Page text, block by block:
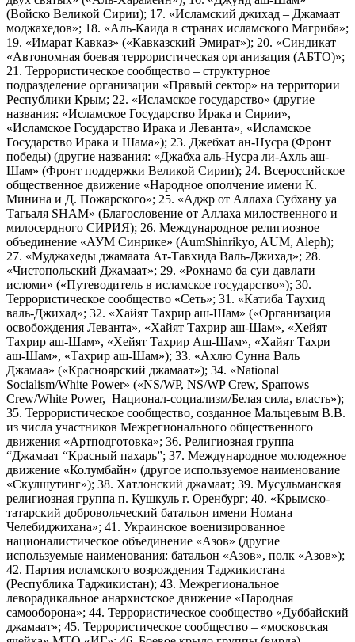
(Войско Великой Сирии); 17. «Исламский джихад – Джамаат
моджахедов»; 18. «Аль-Каида в странах исламского Магриба»;
19. «Имарат Кавказ» («Кавказский Эмират»); 20. «Синдикат
«Автономная боевая террористическая организация (АБТО)»;
21. Террористическое сообщество – структурное
подразделение организации «Правый сектор» на территории
Республики Крым; 22. «Исламское государство» (другие
названия: «Исламское Государство Ирака и Сирии»,
«Исламское Государство Ирака и Леванта», «Исламское
Государство Ирака и Шама»); 23. Джебхат ан-Нусра (Фронт
победы) (другие названия: «Джабха аль-Нусра ли-Ахль аш-
Шам» (Фронт поддержки Великой Сирии); 24. Всероссийское
общественное движение «Народное ополчение имени К.
Минина и Д. Пожарского»; 25. «Аджр от Аллаха Субхану уа
Тагьаля SHAM» (Благословение от Аллаха милоственного и
милосердного СИРИЯ); 26. Международное религиозное
объединение «АУМ Синрике» (AumShinrikyo, AUM, Aleph);
27. «Муджахеды джамаата Ат-Тавхида Валь-Джихад»; 28.
«Чистопольский Джамаат»; 29. «Рохнамо ба суи давлати
исломи» («Путеводитель в исламское государство»); 30.
Террористическое сообщество «Сеть»; 31. «Катиба Таухид
валь-Джихад»; 32. «Хайят Тахрир аш-Шам» («Организация
освобождения Леванта», «Хайят Тахрир аш-Шам», «Хейят
Тахрир аш-Шам», «Хейят Тахрир Аш-Шам», «Хайят Тахри
аш-Шам», «Тахрир аш-Шам»); 33. «Ахлю Сунна Валь
Джамаа» («Красноярский джамаат»); 34. «National
Socialism/White Power» («NS/WP, NS/WP Crew, Sparrows
Crew/White Power, Национал-социализм/Белая сила, власть»);
35. Террористическое сообщество, созданное Мальцевым В.В.
из числа участников Межрегионального общественного
движения «Артподготовка»; 36. Религиозная группа
“Джамаат “Красный пахарь”; 37. Международное молодежное
движение «Колумбайн» (другое используемое наименование
«Скулшутинг»); 38. Хатлонский джамаат; 39. Мусульманская
религиозная группа п. Кушкуль г. Оренбург; 40. «Крымско-
татарский добровольческий батальон имени Номана
Челебиджихана»; 41. Украинское военизированное
националистическое объединение «Азов» (другие
используемые наименования: батальон «Азов», полк «Азов»);
42. Партия исламского возрождения Таджикистана
(Республика Таджикистан); 43. Межрегиональное
леворадикальное анархистское движение «Народная
самооборона»; 44. Террористическое сообщество «Дуббайский
джамаат»; 45. Террористическое сообщество – «московская